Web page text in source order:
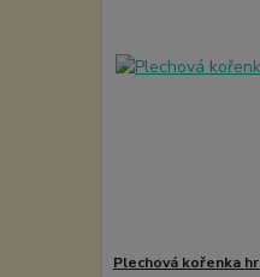
Plechová kořenka